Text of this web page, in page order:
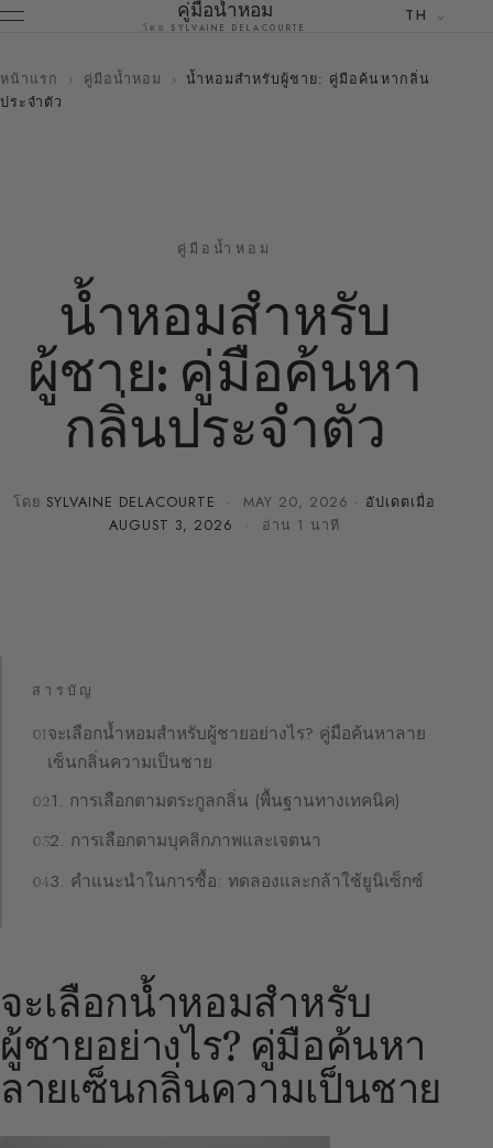
คู่มือน้ำหอม
โดย SYLVAINE DELACOURTE
TH
หน้าแรก › คู่มือน้ำหอม › น้ำหอมสำหรับผู้ชาย: คู่มือค้นหากลิ่น
ประจำตัว
คู่มือน้ำหอม
น้ำหอมสำหรับ
ผู้ชาย: คู่มือค้นหา
กลิ่นประจำตัว
โดย SYLVAINE DELACOURTE ·MAY 20, 2026 · อัปเดตเมื่อ
AUGUST 3, 2026
· อ่าน 1 นาที
สารบัญ
จะเลือกน้ำหอมสำหรับผู้ชายอย่างไร? คู่มือค้นหาลาย
เซ็นกลิ่นความเป็นชาย
1. การเลือกตามตระกูลกลิ่น (พื้นฐานทางเทคนิค)
2. การเลือกตามบุคลิกภาพและเจตนา
3. คำแนะนำในการซื้อ: ทดลองและกล้าใช้ยูนิเซ็กซ์
จะเลือกน้ำหอมสำหรับ
ผู้ชายอย่างไร? คู่มือค้นหา
ลายเซ็นกลิ่นความเป็นชาย